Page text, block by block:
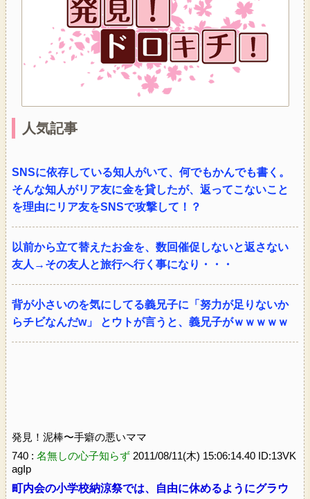
人気記事
SNSに依存している知人がいて、何でもかんでも書く。
そんな知人がリア友に金を貸したが、返ってこないこと
を理由にリア友をSNSで攻撃して！？
以前から立て替えたお金を、数回催促しないと返さない
友人→その友人と旅行へ行く事になり・・・
背が小さいのを気にしてる義兄子に「努力が足りないか
らチビなんだw」 とウトが言うと、義兄子がｗｗｗｗｗ
発見！泥棒〜手癖の悪いママ
740 : 名無しの心子知らず 2011/08/11(木) 15:06:14.40 ID:13VK
agIp
町内会の小学校納涼祭では、自由に休めるようにグラウ